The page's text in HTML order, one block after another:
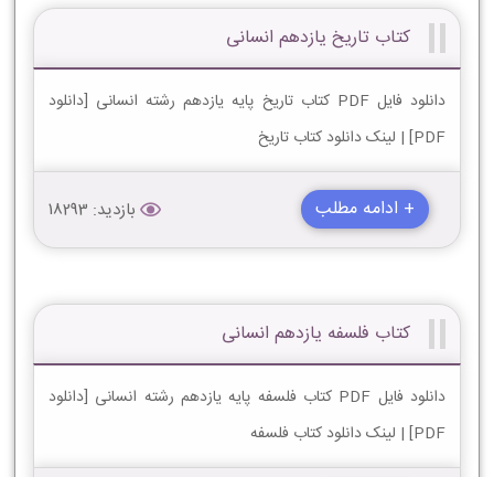
کتاب تاریخ یازدهم انسانی
دانلود فایل PDF کتاب تاریخ پایه یازدهم رشته انسانی [دانلود
PDF] | لینک دانلود کتاب تاریخ
+ ادامه مطلب بازدید: 18293
کتاب فلسفه یازدهم انسانی
دانلود فایل PDF کتاب فلسفه پایه یازدهم رشته انسانی [دانلود
PDF] | لینک دانلود کتاب فلسفه